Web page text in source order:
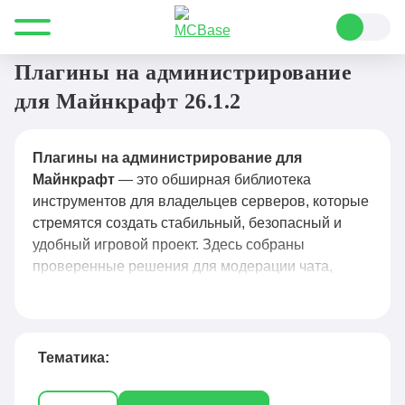
Все для Minecraft Плагины Администрирование
Плагины на администрирование
для Майнкрафт 26.1.2
Плагины на администрирование для
Майнкрафт — это обширная библиотека
инструментов для владельцев серверов, которые
стремятся создать стабильный, безопасный и
удобный игровой проект. Здесь собраны
проверенные решения для модерации чата,
узкоспециализированных плагинов для античита,
процессов. Каждый плагин сопровождается
Тематика: